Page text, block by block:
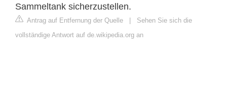
Sammeltank sicherzustellen.
Antrag auf Entfernung der Quelle
Sehen Sie sich die
vollständige Antwort auf de.wikipedia.org an